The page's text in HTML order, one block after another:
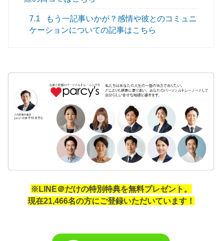
7.1
もう一記事いかが？感情や彼とのコミュニ
ケーションについての記事はこちら
※LINE＠だけの特別特典を無料プレゼント。
現在21,466名の方にご登録いただいています！